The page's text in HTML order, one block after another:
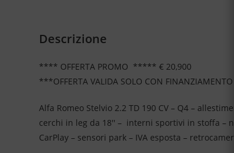
Descrizione
**** OFFERTA PROMO ***** € 20,900
***OFFERTA VALIDA SOLO CON
Alfa Romeo Stelvio 2.2 TD 190 CV – Q4 –
cerchi in leg da 18'' – interni sportivi in stoffa –
CarPlay – sensori park – IVA esposta –